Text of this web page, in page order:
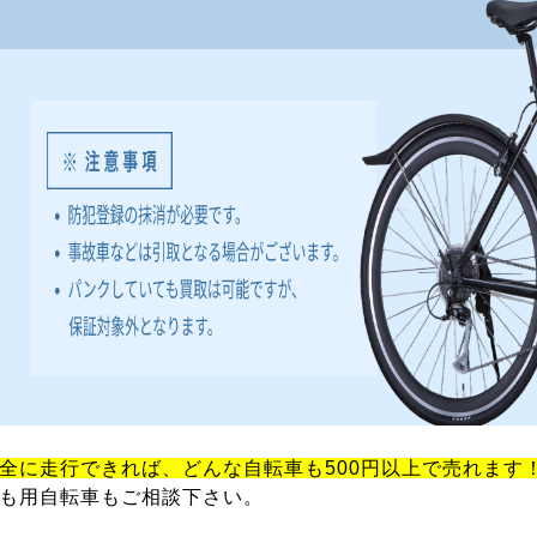
に走行できれば、どんな自転車も500円以上で売れます
用自転車もご相談下さい。